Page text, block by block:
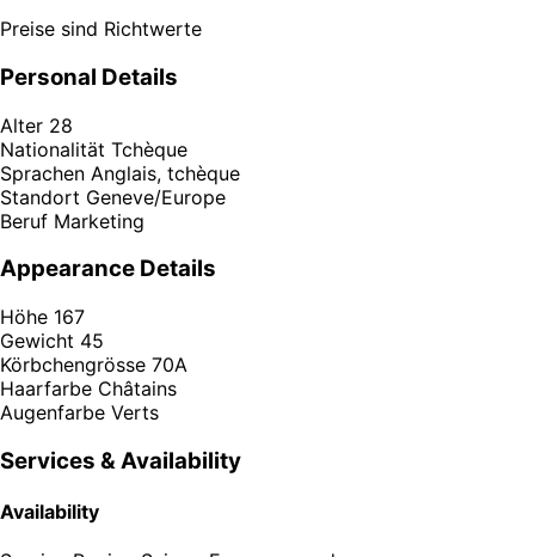
Preise sind Richtwerte
Personal Details
Alter 28
Nationalität Tchèque
Sprachen Anglais, tchèque
Standort Geneve/Europe
Beruf Marketing
Appearance Details
Höhe 167
Gewicht 45
Körbchengrösse 70A
Haarfarbe Châtains
Augenfarbe Verts
Services & Availability
Availability